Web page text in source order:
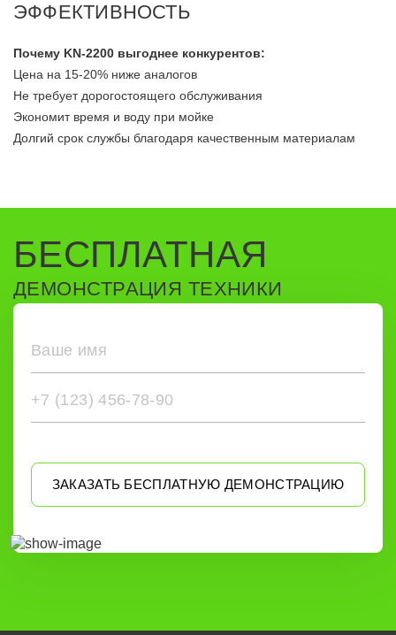
ЭФФЕКТИВНОСТЬ
Почему KN-2200 выгоднее конкурентов:
Цена на 15-20% ниже аналогов
Не требует дорогостоящего обслуживания
Экономит время и воду при мойке
Долгий срок службы благодаря качественным материалам
БЕСПЛАТНАЯ
ДЕМОНСТРАЦИЯ ТЕХНИКИ
ЗАКАЗАТЬ БЕСПЛАТНУЮ ДЕМОНСТРАЦИЮ